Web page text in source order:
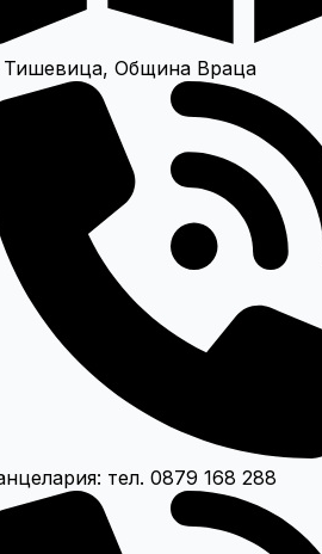
Тишевица, Община Враца
тел. 0879 168 288